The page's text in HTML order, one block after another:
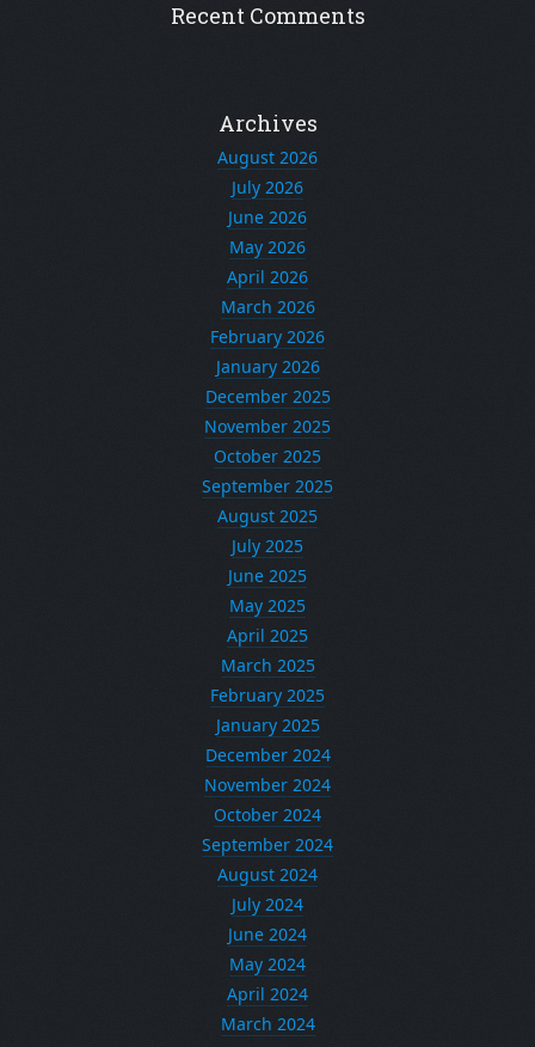
Recent Comments
Archives
August 2026
July 2026
June 2026
May 2026
April 2026
March 2026
February 2026
January 2026
December 2025
November 2025
October 2025
September 2025
August 2025
July 2025
June 2025
May 2025
April 2025
March 2025
February 2025
January 2025
December 2024
November 2024
October 2024
September 2024
August 2024
July 2024
June 2024
May 2024
April 2024
March 2024